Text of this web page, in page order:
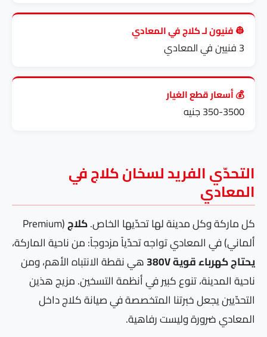
👷 فنيون لـ كلاج في المعادي
3 فنيين في المعادي
💰 أسعار قطع الغيار
350-3500 جنيه
التحدّي الفريد لسخان كلاج في
المعادي
كل ماركة وكل مدينة لها تحدّيها الخاص.كلاج (Premium
ألماني) في المعادي تواجه تحدّياً مزدوجاً: من ناحية الماركة،
يحتاج كهرباء قوية 380V
هي نقطة الانتباه الأهم، ومن
ناحية المدينة، تنوع كبير في أنظمة التسخين. مزيج هذين
التحدّيين يجعل خبرتنا المتخصصة في صيانة كلاج داخل
المعادي ضرورة وليست رفاهية.